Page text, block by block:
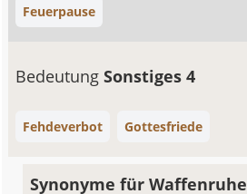
Feuerpause
BedeutungSonstiges 4
Fehdeverbot Gottesfriede
Synonyme für Waffenruhe